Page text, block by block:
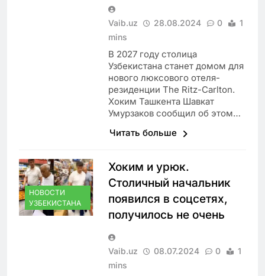
Vaib.uz 28.08.2024 0
1
mins
В 2027 году столица
Узбекистана станет домом для
нового люксового отеля-
резиденции The Ritz-Carlton.
Хоким Ташкента Шавкат
Умурзаков сообщил об этом…
Читать больше
НОВОСТИ
УЗБЕКИСТАНА
Хоким и урюк.
Столичный начальник
появился в соцсетях,
получилось не очень
Vaib.uz 08.07.2024 0
1
mins